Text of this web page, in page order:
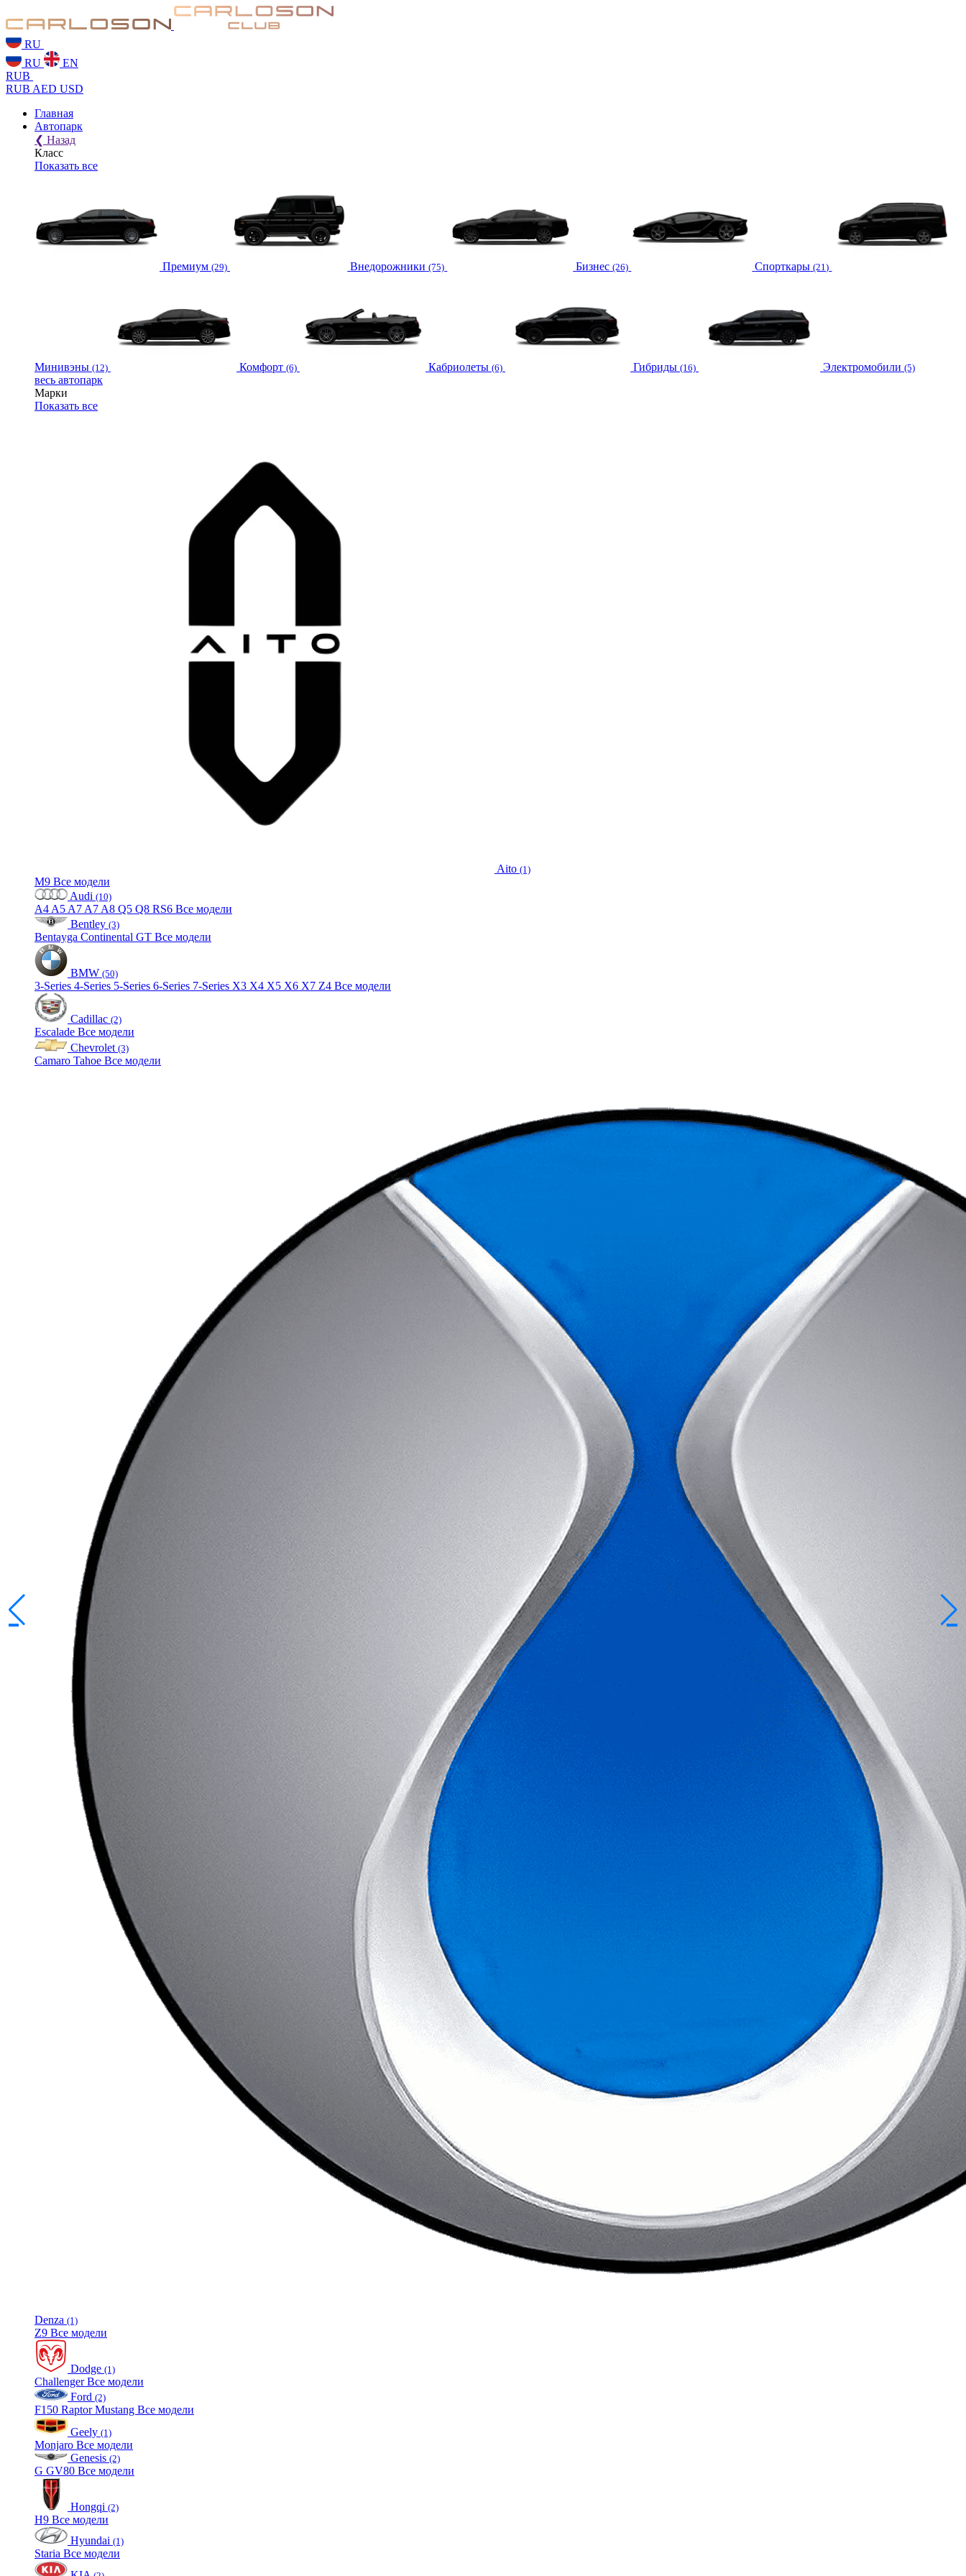
RU
RU
EN
RUB
RUB AED USD
Главная
Автопарк
❮ Назад
Класс
Показать все
Премиум (29) Внедорожники (75) Бизнес (26) Спорткары (21)
Минивэны (12) Комфорт (6) Кабриолеты (6) Гибриды (16) Электромобили (5)
весь автопарк
Марки
Показать все
Aito (1)
M9 Все модели
Audi (10)
A4 A5 A7 A7 A8 Q5 Q8 RS6 Все модели
Bentley (3)
Bentayga Continental GT Все модели
BMW (50)
3-Series 4-Series 5-Series 6-Series 7-Series X3 X4 X5 X6 X7 Z4 Все модели
Cadillac (2)
Escalade Все модели
Chevrolet (3)
Camaro Tahoe Все модели
Denza (1)
Z9 Все модели
Dodge (1)
ChallengerВсе модели
Ford (2)
F150 RaptorMustang Все модели
Geely (1)
Monjaro Все модели
Genesis (2)
G GV80 Все модели
Hongqi (2)
H9 Все модели
Hyundai (1)
Staria Все модели